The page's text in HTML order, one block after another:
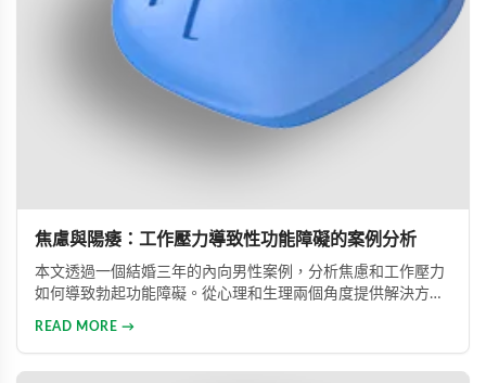
焦慮與陽痿：工作壓力導致性功能障礙的案例分析
本文透過一個結婚三年的內向男性案例，分析焦慮和工作壓力
如何導致勃起功能障礙。從心理和生理兩個角度提供解決方
READ MORE →